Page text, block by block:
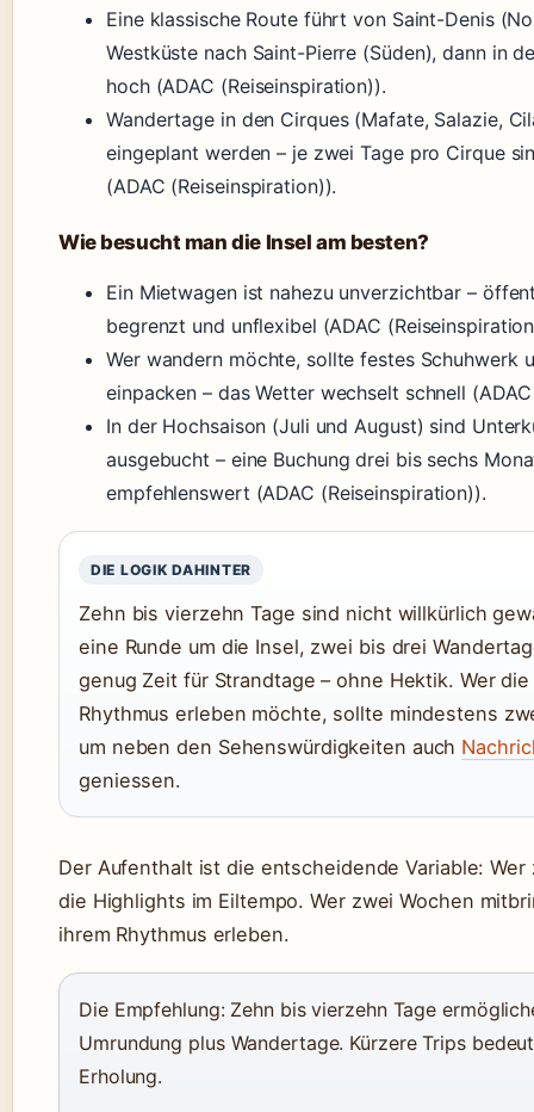
Eine klassische Route führt von Saint-Denis
Westküste nach Saint-Pierre (Süden), dann in
hoch (ADAC (Reiseinspiration)).
Wandertage in den Cirques (Mafate, Salazie,
eingeplant werden – je zwei Tage pro Cirque
(ADAC (Reiseinspiration)).
Wie besucht man die Insel am besten?
Ein Mietwagen ist nahezu unverzichtbar –
begrenzt und unflexibel (ADAC
Wer wandern möchte, sollte festes Schuhwerk
einpacken – das Wetter wechselt schnell
In der Hochsaison (Juli und August) sind
ausgebucht – eine Buchung drei bis sechs
empfehlenswert (ADAC (Reiseinspiration)).
DIE LOGIK DAHINTER
Zehn bis vierzehn Tage sind nicht willkürlich
eine Runde um die Insel, zwei bis drei
genug Zeit für Strandtage – ohne Hektik. Wer
Rhythmus erleben möchte, sollte mindestens
um neben den Sehenswürdigkeiten auch
geniessen.
Der Aufenthalt ist die entscheidende Variable:
die Highlights im Eiltempo. Wer zwei Wochen
ihrem Rhythmus erleben.
Die Empfehlung: Zehn bis vierzehn Tage
Umrundung plus Wandertage. Kürzere Trips
Erholung.